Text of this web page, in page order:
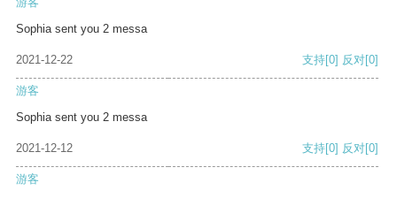
Sophia sent you 2 messa
2021-12-22 支持[0] 反对[0]
游客
Sophia sent you 2 messa
2021-12-12 支持[0] 反对[0]
游客